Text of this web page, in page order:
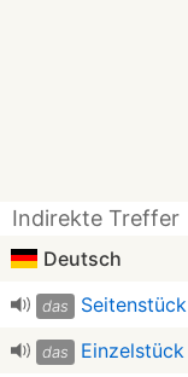
Indirekte Treffer
Deutsch
das Seitenstück
das Einzelstück